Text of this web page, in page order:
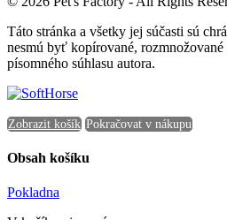
Táto stránka a všetky jej súčasti sú
nesmú byť kopírované, rozmnožované
písomného súhlasu autora.
Zobrazit košík Pokračovat v nákupu
Obsah košíku
Pokladna